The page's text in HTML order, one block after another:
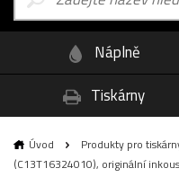
Náplně
Tiskárny
Úvod Produkty pro
(C13T16324010), originální